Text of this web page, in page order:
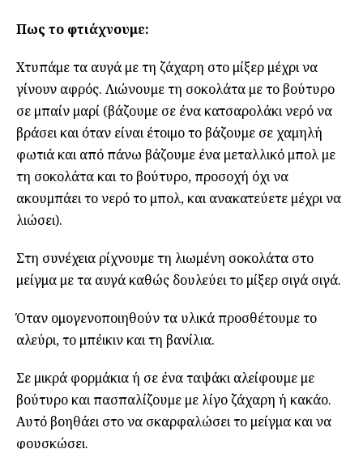
Πως το φτιάχνουμε:
Χτυπάμε τα αυγά με τη ζάχαρη στο μίξερ μέχρι να
γίνουν αφρός. Λιώνουμε τη σοκολάτα με το βούτυρο
σε μπαίν μαρί (βάζουμε σε ένα κατσαρολάκι νερό να
βράσει και όταν είναι έτοιμο το βάζουμε σε χαμηλή
φωτιά και από πάνω βάζουμε ένα μεταλλικό μπολ με
τη σοκολάτα και το βούτυρο, προσοχή όχι να
ακουμπάει το νερό το μπολ, και ανακατεύετε μέχρι να
λιώσει).
Στη συνέχεια ρίχνουμε τη λιωμένη σοκολάτα στο
μείγμα με τα αυγά καθώς δουλεύει το μίξερ σιγά σιγά.
Όταν ομογενοποιηθούν τα υλικά προσθέτουμε το
αλεύρι, το μπέικιν και τη βανίλια.
Σε μικρά φορμάκια ή σε ένα ταψάκι αλείφουμε με
βούτυρο και πασπαλίζουμε με λίγο ζάχαρη ή κακάο.
Αυτό βοηθάει στο να σκαρφαλώσει το μείγμα και να
φουσκώσει.